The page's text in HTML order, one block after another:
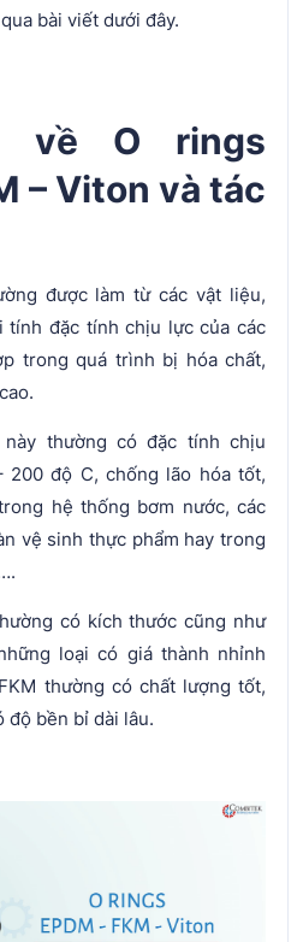
bài viết dưới đây.
về O rings
– Viton và tác
được làm từ các vật liệu,
tính đặc tính chịu lực của các
trong quá trình bị hóa chất,
thường có đặc tính chịu
200 độ C, chống lão hóa tốt,
hệ thống bơm nước, các
vệ sinh thực phẩm hay trong
có kích thước cũng như
loại có giá thành nhỉnh
thường có chất lượng tốt,
độ bền bỉ dài lâu.